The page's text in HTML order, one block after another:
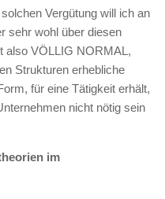
Vergütung will ich an
sehr wohl über diesen
also VÖLLIG NORMAL,
Strukturen erhebliche
für eine Tätigkeit erhält,
nicht nötig sein
im